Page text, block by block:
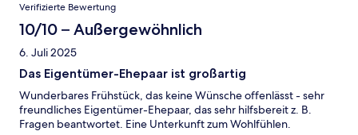
Verifizierte Bewertung
10/10 – Außergewöhnlich
6. Juli 2025
Das Eigentümer-Ehepaar ist großartig
Wunderbares Frühstück, das keine Wünsche offenlässt - sehr
freundliches Eigentümer-Ehepaar, das sehr hilfsbereit z. B.
Fragen beantwortet. Eine Unterkunft zum Wohlfühlen.